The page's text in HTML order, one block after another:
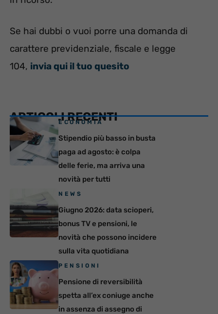
Se hai dubbi o vuoi porre una domanda di
carattere previdenziale, fiscale e legge
104, invia qui il tuo quesito
ARTICOLI RECENTI
ECONOMIA
Stipendio più basso in busta
paga ad agosto: è colpa
delle ferie, ma arriva una
novità per tutti
NEWS
Giugno 2026: data scioperi,
bonus TV e pensioni, le
novità che possono incidere
sulla vita quotidiana
PENSIONI
Pensione di reversibilità
spetta all’ex coniuge anche
in assenza di assegno di